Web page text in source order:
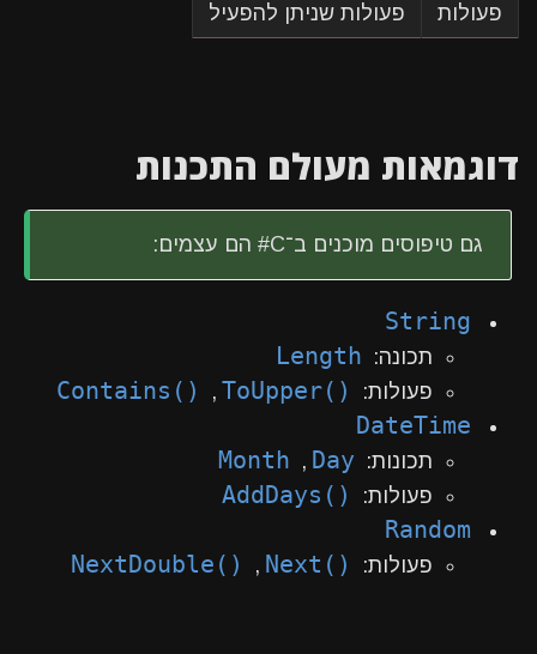
פעולות
פעולות שניתן להפעיל
דוגמאות מעולם התכנות
גם טיפוסים מוכנים ב־C# הם עצמים:
String
תכונה: Length
פעולות: ToUpper()
,
Contains()
DateTime
תכונות: Day
,
Month
פעולות:
AddDays()
Random
פעולות: Next()
,
NextDouble()